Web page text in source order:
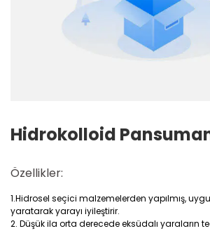
Hidrokolloid
Özellikler:
1.Hidrosel seçici malzemelerden yapılmış,
yaratarak yarayı iyileştirir.
2. Düşük ila orta derecede eksüdalı yaraların